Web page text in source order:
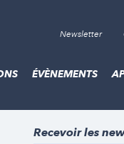
Newsletter
ÉVÈNEMENTS
Recevoir les